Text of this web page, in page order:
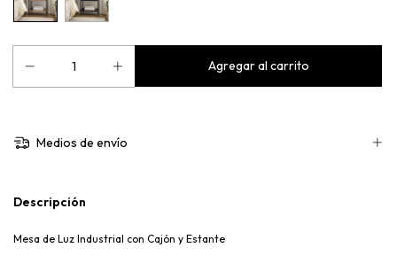
Medios de envío
Descripción
Mesa de Luz Industrial con Cajón y Estante